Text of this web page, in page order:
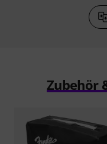
Zubehör